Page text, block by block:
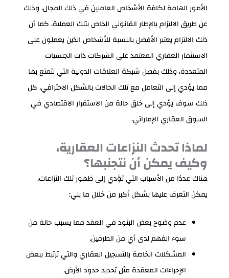
الأمور الهامة لكافة الأشخاص العاملين في ذلك المجال، وذلك
عن طريق الالتزام بالإطار القانوني الخاص بتلك العملية، كما أن
ذلك الالتزام يعتبر الأفضل بالنسبة للأشخاص الذين يعملون على
الاستثمار العقاري المعتمد على الشركات ذات الجنسيات
المتعددة، وذلك بفضل شبكة العلاقات الدولية التي نتمتع بها
مما يؤدي إلى التعامل مع تلك الحالات بالشكل الاحترافي، كل
ذلك سوف يؤدي إلى خلق حالة من الاستقرار الاقتصادي في
السوق العقاري الإماراتي.
لماذا تحدث النزاعات العقارية،
وكيف يمكن أن نتجنبها؟
هناك عددًا من الأسباب التي تؤدي إلى ظهور تلك النزاعات،
يمكن التعرف عليها بشكل أكبر من خلال ما يلي:
عدم وضوح بعض البنود في العقد مما يسبب حالة من
سوء الفهم لدى أي من الطرفين.
المشكلات الخاصة بالتسجيل العقاري والتي ترتبط ببعض
الإجراءات المعقدة مثل تحديد حدود الأرض.